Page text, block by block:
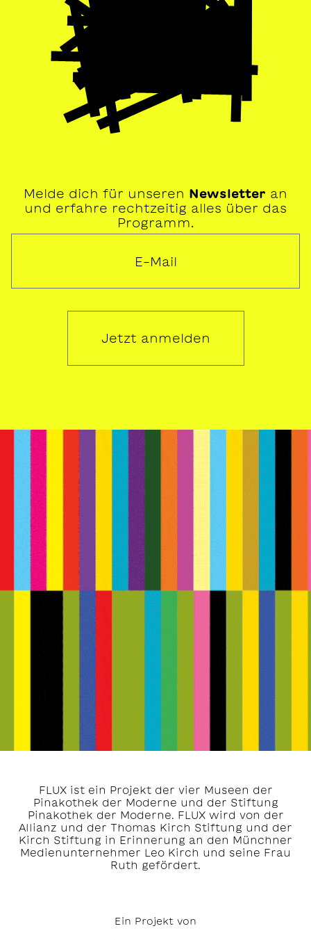
Melde dich für unseren Newsletter an
und erfahre rechtzeitig alles über das
Programm.
FLUX ist ein Projekt der vier Museen der
Pinakothek der Moderne und der Stiftung
Pinakothek der Moderne. FLUX wird von der
Allianz und der Thomas Kirch Stiftung und der
Kirch Stiftung in Erinnerung an den Münchner
Medienunternehmer Leo Kirch und seine Frau
Ruth gefördert.
Ein Projekt von